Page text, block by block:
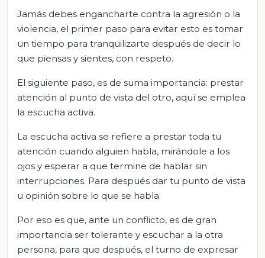
Jamás debes engancharte contra la agresión o la
violencia, el primer paso para evitar esto es tomar
un tiempo para tranquilizarte después de decir lo
que piensas y sientes, con respeto.
El siguiente paso, es de suma importancia: prestar
atención al punto de vista del otro, aquí se emplea
la escucha activa.
La escucha activa se refiere a prestar toda tu
atención cuando alguien habla, mirándole a los
ojos y esperar a que termine de hablar sin
interrupciones. Para después dar tu punto de vista
u opinión sobre lo que se habla.
Por eso es que, ante un conflicto, es de gran
importancia ser tolerante y escuchar a la otra
persona, para que después, el turno de expresar